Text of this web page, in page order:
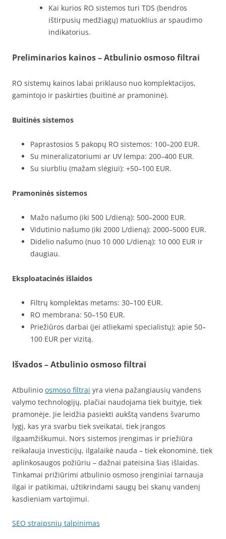
Kai kurios RO sistemos turi TDS (bendros
ištirpusių medžiagų) matuoklius ar spaudimo
indikatorius.
Preliminarios kainos – Atbulinio osmoso filtrai
RO sistemų kainos labai priklauso nuo komplektacijos,
gamintojo ir paskirties (buitinė ar pramoninė).
Buitinės sistemos
Paprastosios 5 pakopų RO sistemos: 100–200 EUR.
Su mineralizatoriumi ar UV lempa: 200–400 EUR.
Su siurbliu (mažam slėgiui): +50–100 EUR.
Pramoninės sistemos
Mažo našumo (iki 500 L/dieną): 500–2000 EUR.
Vidutinio našumo (iki 2000 L/dieną): 2000–5000 EUR.
Didelio našumo (nuo 10 000 L/dieną): 10 000 EUR ir
daugiau.
Eksploatacinės išlaidos
Filtrų komplektas metams: 30–100 EUR.
RO membrana: 50–150 EUR.
Priežiūros darbai (jei atliekami specialistų): apie 50–
100 EUR per vizitą.
Išvados – Atbulinio osmoso filtrai
Atbulinio osmoso filtrai yra viena pažangiausių vandens
valymo technologijų, plačiai naudojama tiek buityje, tiek
pramonėje. Jie leidžia pasiekti aukštą vandens švarumo
lygį, kas yra svarbu tiek sveikatai, tiek įrangos
ilgaamžiškumui. Nors sistemos įrengimas ir priežiūra
reikalauja investicijų, ilgalaikė nauda – tiek ekonominė, tiek
aplinkosaugos požiūriu – dažnai pateisina šias išlaidas.
Tinkamai prižiūrimi atbulinio osmoso įrenginiai tarnauja
ilgai ir patikimai, užtikrindami saugų bei skanų vandenį
kasdieniam vartojimui.
SEO straipsnių talpinimas